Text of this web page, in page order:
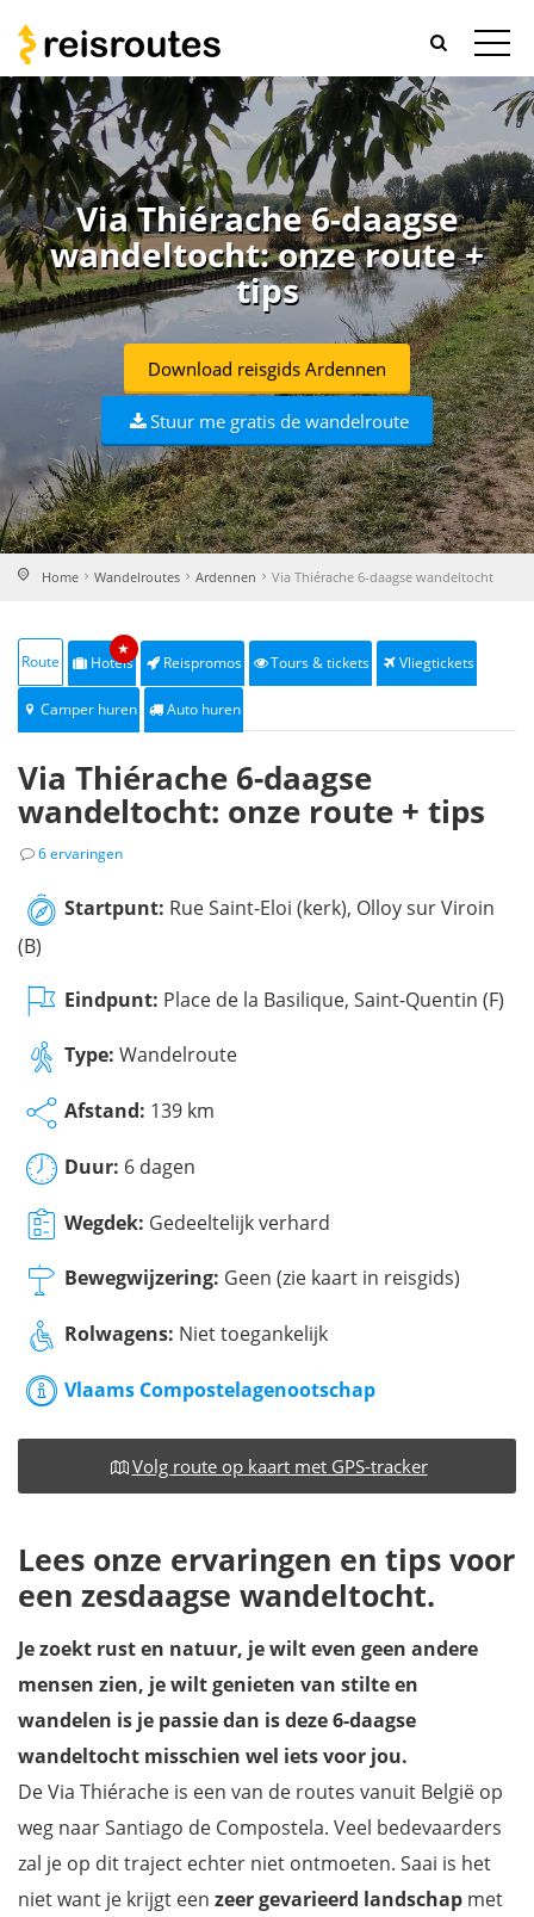
Via Thiérache 6-daagse
wandeltocht: onze route +
tips
Download reisgids Ardennen
Stuur me gratis de wandelroute
Home Wandelroutes Ardennen Via Thiérache 6-daagse wandeltocht
Route Hotels
★
Reispromos Tours & tickets Vliegtickets
Camper huren Auto huren
Via Thiérache 6-daagse
wandeltocht: onze route + tips
6 ervaringen
Startpunt: Rue Saint-Eloi (kerk), Olloy sur Viroin
(B)
Eindpunt: Place de la Basilique, Saint-Quentin (F)
Type: Wandelroute
Afstand: 139 km
Duur: 6 dagen
Wegdek: Gedeeltelijk verhard
Bewegwijzering: Geen (zie kaart in reisgids)
Rolwagens: Niet toegankelijk
Vlaams Compostelagenootschap
Volg route op kaart met GPS-tracker
Lees onze ervaringen en tips voor
een zesdaagse wandeltocht.
Je zoekt rust en natuur, je wilt even geen andere
mensen zien, je wilt genieten van stilte en
wandelen is je passie dan is deze 6-daagse
wandeltocht misschien wel iets voor jou.
De Via Thiérache is een van de routes vanuit België op
weg naar Santiago de Compostela. Veel bedevaarders
zal je op dit traject echter niet ontmoeten. Saai is het
niet want je krijgt een zeer gevarieerd landschap met